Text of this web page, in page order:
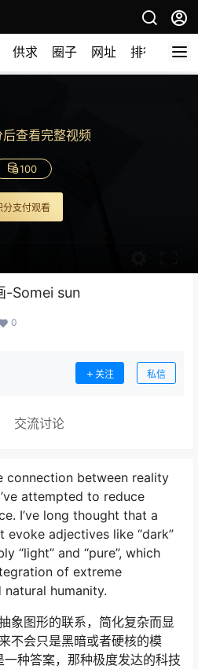
供求 圈子 网址 排行榜
后查看完整视频
100
分支付观看
-Somei sun
0
关注 私信
交流讨论
connection between reality
attempted to reduce
I’ve long thought that a
evoke adjectives like “dark”
“light” and “pure”, which
of extreme
humanity.
象图形的联系，简化复杂而显
不会只是黑暗或者硬核的模
一种答案，那种极度发达的科技